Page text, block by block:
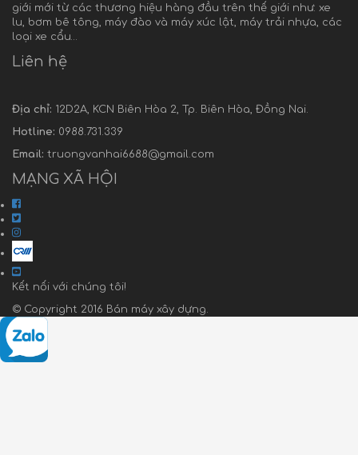
giới mới từ các thương hiệu hàng đầu trên thế giới như: xe
lu, bơm bê tông, máy đào và máy xúc lật, máy trải nhựa, các
loại xe cẩu…
Liên hệ
Địa chỉ: 12D2A, KCN Biên Hòa 2, Tp. Biên Hòa, Đồng Nai.
Hotline: 0988.731.339
Email: truongvanhai6688@gmail.com
MẠNG XÃ HỘI
Kết nối với chúng tôi!
© Copyright 2016 Bán máy xây dựng.